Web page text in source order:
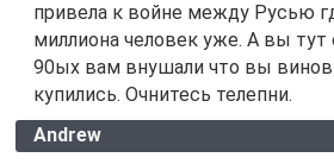
привела к войне между Русью
миллиона человек уже. А вы тут
90ых вам внушали что вы
купились. Очнитесь телепни.
Andrew